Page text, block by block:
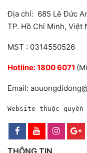
Địa chỉ: 685 Lê Đức
TP. Hồ Chí Minh, Việt
MST : 0314550526
Hotline:1800 6071
Email:
Website thuộc quyền